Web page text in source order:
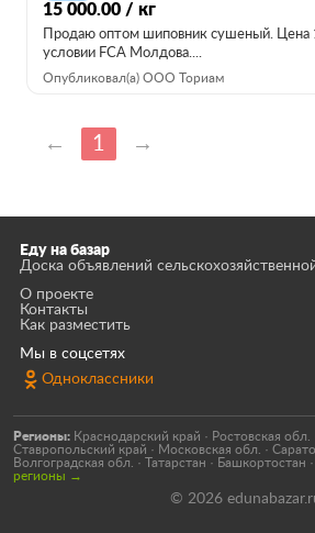
15 000.00 / кг
Продаю оптом шиповник сушеный. Цена
условии FCA Молдова....
Опубликовал(а) ООО Ториам
← 1 →
Еду на базар
Доска объявлений
О проекте
Контакты
Как разместить
Мы в соцсетях
Одноклассники
Регионы: Краснодарский край · Ростовская обл.
Ставропольский край · Московская обл. ·
Волгоградская обл.
· Татарстан · Башкортостан ·
регионы →
© 2026